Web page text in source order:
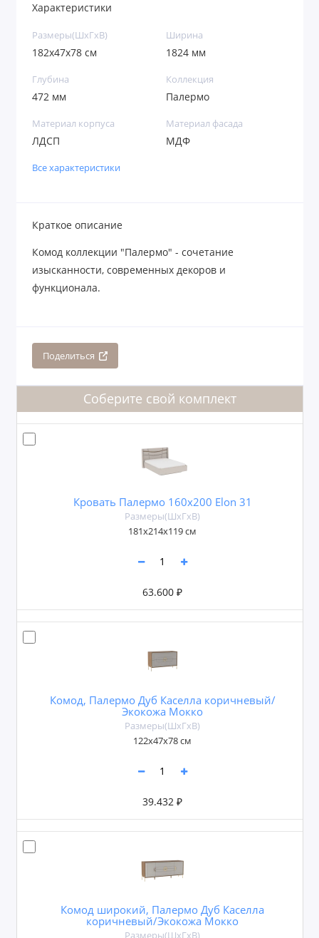
Характеристики
Размеры(ШxГxВ)
182х47х78 см
Ширина
1824 мм
Глубина
472 мм
Коллекция
Палермо
Материал корпуса
ЛДСП
Материал фасада
МДФ
Все характеристики
Краткое описание
Комод коллекции "Палермо" - сочетание
изысканности, современных декоров и
функционала.
Поделиться
Соберите свой комплект
Кровать Палермо 160х200 Elon 31
Размеры(ШxГxВ)
181х214х119 см
63.600 ₽
Комод, Палермо Дуб Каселла коричневый/
Экокожа Мокко
Размеры(ШxГxВ)
122х47х78 см
39.432 ₽
Комод широкий, Палермо Дуб Каселла
коричневый/Экокожа Мокко
Размеры(ШxГxВ)